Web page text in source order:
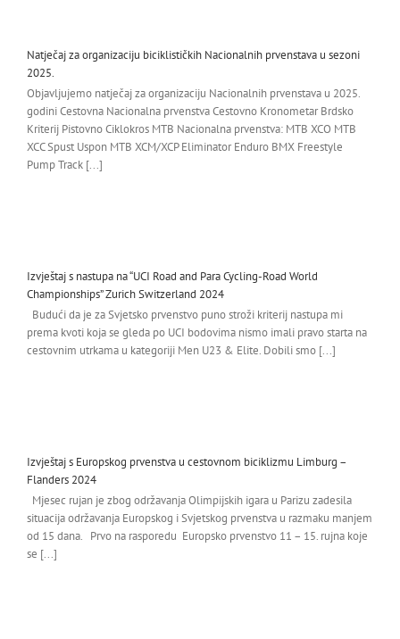
Natječaj za organizaciju biciklističkih Nacionalnih prvenstava u sezoni
2025.
Objavljujemo natječaj za organizaciju Nacionalnih prvenstava u 2025.
godini Cestovna Nacionalna prvenstva Cestovno Kronometar Brdsko
Kriterij Pistovno Ciklokros MTB Nacionalna prvenstva: MTB XCO MTB
XCC Spust Uspon MTB XCM/XCP Eliminator Enduro BMX Freestyle
Pump Track [...]
Izvještaj s nastupa na “UCI Road and Para Cycling-Road World
Championships” Zurich Switzerland 2024
Budući da je za Svjetsko prvenstvo puno stroži kriterij nastupa mi
prema kvoti koja se gleda po UCI bodovima nismo imali pravo starta na
cestovnim utrkama u kategoriji Men U23 & Elite. Dobili smo [...]
Izvještaj s Europskog prvenstva u cestovnom biciklizmu Limburg –
Flanders 2024
Mjesec rujan je zbog održavanja Olimpijskih igara u Parizu zadesila
situacija održavanja Europskog i Svjetskog prvenstva u razmaku manjem
od 15 dana. Prvo na rasporedu Europsko prvenstvo 11 – 15. rujna koje
se [...]